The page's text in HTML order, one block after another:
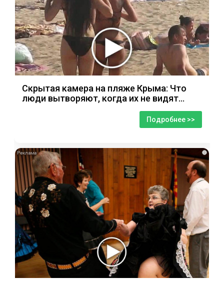
Скрытая камера на пляже Крыма: Что
люди вытворяют, когда их не видят...
Подробнее >>
i